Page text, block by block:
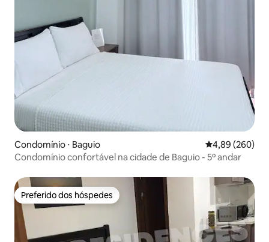
Condomínio ⋅ Baguio 4,89 de uma
4,89 (260)
Condomínio confortável na cidade de Baguio - 5º andar
Preferido dos hóspedes
Preferido dos hóspedes